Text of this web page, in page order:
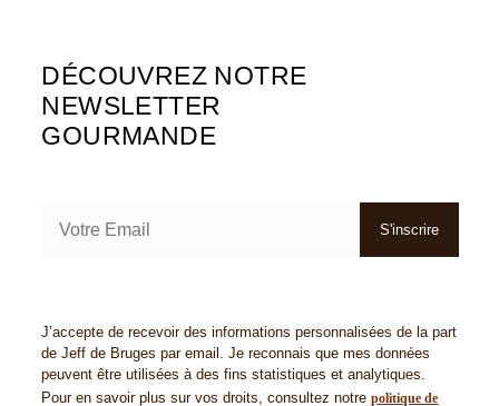
DÉCOUVREZ NOTRE
NEWSLETTER
GOURMANDE
S'inscrire
J’accepte de recevoir des informations personnalisées de la part
de Jeff de Bruges par email. Je reconnais que mes données
peuvent être utilisées à des fins statistiques et analytiques.
Pour en savoir plus sur vos droits, consultez notrepolitique de